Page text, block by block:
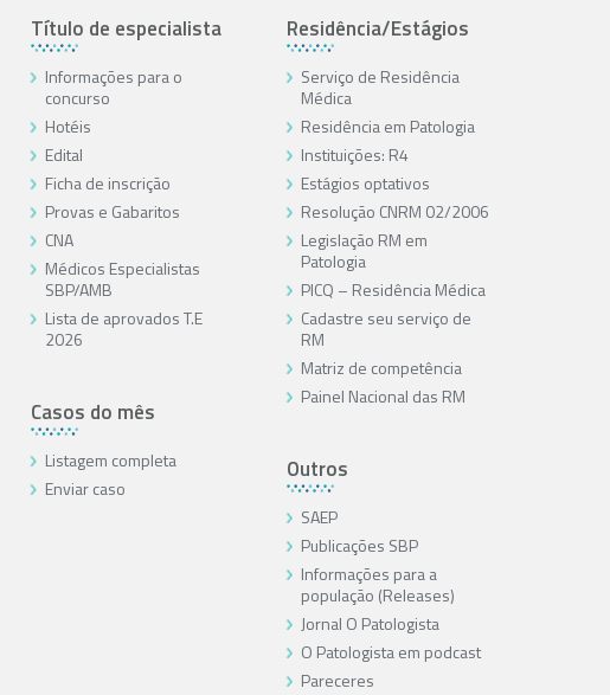
Título de especialista
Informações para o
concurso
Hotéis
Edital
Ficha de inscrição
Provas e Gabaritos
CNA
Médicos Especialistas
SBP/AMB
Lista de aprovados T.E
2026
Casos do mês
Listagem completa
Enviar caso
Residência/Estágios
Serviço de Residência
Médica
Residência em Patologia
Instituições: R4
Estágios optativos
Resolução CNRM 02/2006
Legislação RM em
Patologia
PICQ – Residência Médica
Cadastre seu serviço de
RM
Matriz de competência
Painel Nacional das RM
Outros
SAEP
Publicações SBP
Informações para a
população (Releases)
Jornal O Patologista
O Patologista em podcast
Pareceres